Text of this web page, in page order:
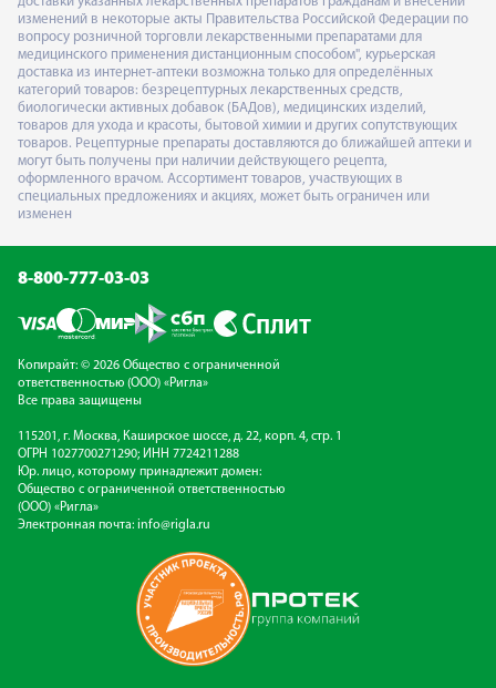
изменений в некоторые акты Правительства Российской Федерации по
вопросу розничной торговли лекарственными препаратами для
медицинского применения дистанционным способом", курьерская
доставка из интернет-аптеки возможна только для определённых
категорий товаров: безрецептурных лекарственных средств,
биологически активных добавок (БАДов), медицинских изделий,
товаров для ухода и красоты, бытовой химии и других сопутствующих
товаров. Рецептурные препараты доставляются до ближайшей аптеки и
могут быть получены при наличии действующего рецепта,
оформленного врачом. Ассортимент товаров, участвующих в
специальных предложениях и акциях, может быть ограничен или
изменен
8-800-777-03-03
Копирайт: © 2026 Общество с ограниченной
ответственностью (ООО) «Ригла»
Все права защищены
115201, г. Москва, Каширское шоссе, д. 22, корп. 4, стр. 1
ОГРН 1027700271290; ИНН 7724211288
Юр. лицо, которому принадлежит домен:
Общество с ограниченной ответственностью
(ООО) «Ригла»
Электронная почта: info@rigla.ru